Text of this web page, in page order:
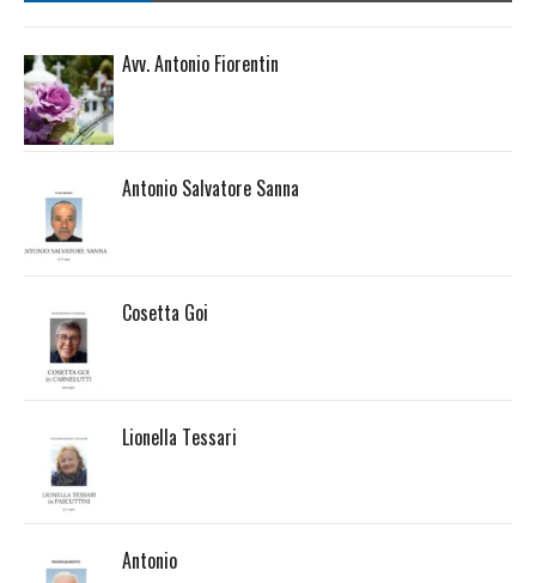
Avv. Antonio Fiorentin
Antonio Salvatore Sanna
Cosetta Goi
Lionella Tessari
Antonio